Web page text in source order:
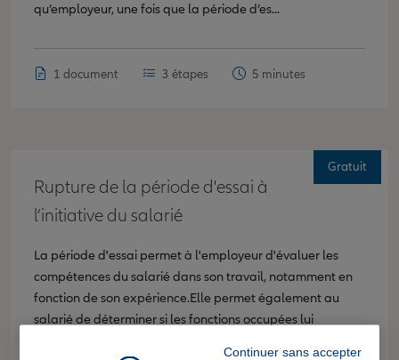
qu’employeur, une fois que la période d’es...
1 document 3 étapes 5 minutes
Rupture de la période d'essai à
l’initiative du salarié
La période d'essai permet à l'employeur d'évaluer les
compétences du salarié dans son travail, notamment en
fonction de son expérience.Elle permet également au
salarié de déterminer si les fonctions occupées lui
Gratuit
Continuer sans accepter